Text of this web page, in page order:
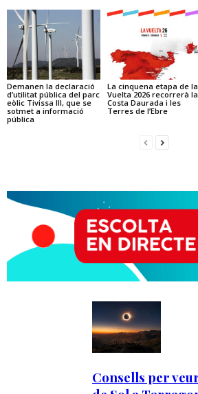
Demanen la declaració
d’utilitat pública del parc
eòlic Tivissa III, que se
sotmet a informació
pública
La cinquena etapa de la
Vuelta 2026 recorrerà la
Costa Daurada i les
Terres de l’Ebre